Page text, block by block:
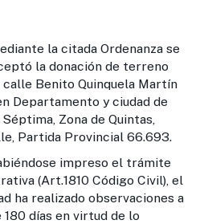
citada Ordenanza se
la donación de terreno
Benito Quinquela Martín
Departamento y ciudad de
Zona de Quintas,
Partida Provincial 66.693.
impreso el trámite
(Art.1810 Código Civil), el
ha realizado observaciones a
días en virtud de lo